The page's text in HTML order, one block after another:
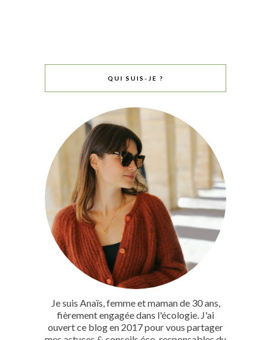
QUI SUIS-JE ?
Je suis Anaïs, femme et maman de 30 ans,
fièrement engagée dans l'écologie. J'ai
ouvert ce blog en 2017 pour vous partager